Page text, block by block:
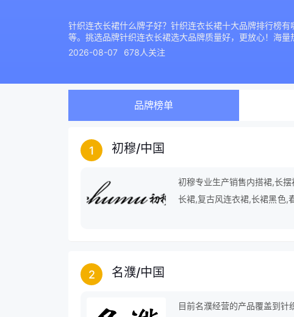
针织连衣长裙什么牌子好？针织连衣长裙十大品牌排行榜
等。挑选品牌针织连衣长裙选大品牌质量好，更放心！海量
2026-08-07
678人关注
品牌榜单
1 初穆/中国
初穆专业生产销售内搭裙,长
长裙,复古风连衣裙,长裙黑色,
2 名濮/中国
目前名濮经营的产品覆盖到